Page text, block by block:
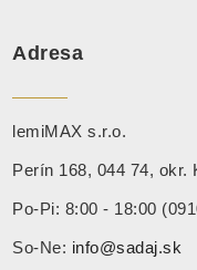
Adresa
lemiMAX s.r.o.
Perín 168, 044 74, okr.
Po-Pi: 8:00 - 18:00
So-Ne: info@sadaj.sk